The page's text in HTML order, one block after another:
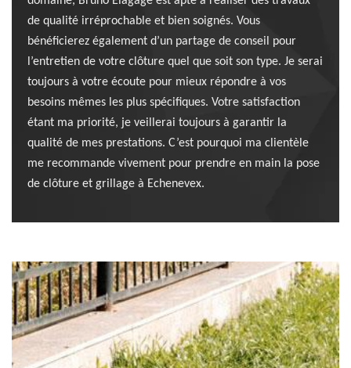
de qualité irréprochable et bien soignés. Vous
bénéficierez également d’un partage de conseil pour
l’entretien de votre clôture quel que soit son type. Je serai
toujours à votre écoute pour mieux répondre à vos
besoins mêmes les plus spécifiques. Votre satisfaction
étant ma priorité, je veillerai toujours à garantir la
qualité de mes prestations. C’est pourquoi ma clientèle
me recommande vivement pour prendre en main la pose
de clôture et grillage à Echenevex.